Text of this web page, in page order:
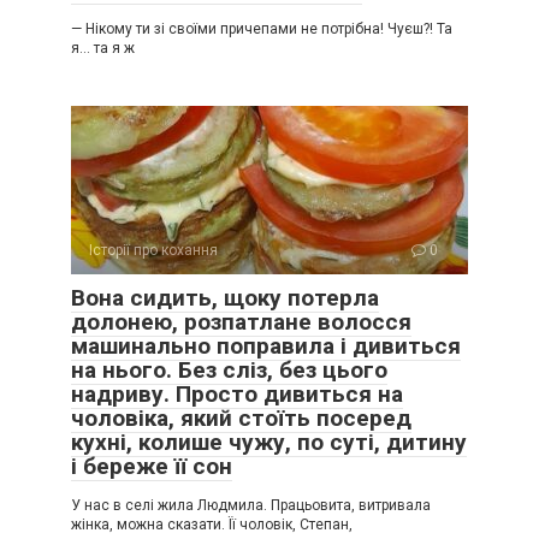
— Нікому ти зі своїми причепами не потрібна! Чуєш?! Та
я… та я ж
Історії про кохання 0
Вона сидить, щоку потерла
долонею, розпатлане волосся
машинально поправила і дивиться
на нього. Без сліз, без цього
надриву. Просто дивиться на
чоловіка, який стоїть посеред
кухні, колише чужу, по суті, дитину
і береже її сон
У нас в селі жила Людмила. Працьовита, витривала
жінка, можна сказати. Її чоловік, Степан,